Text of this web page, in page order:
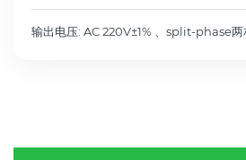
输出电压: AC 220V±1% 、split-phase两